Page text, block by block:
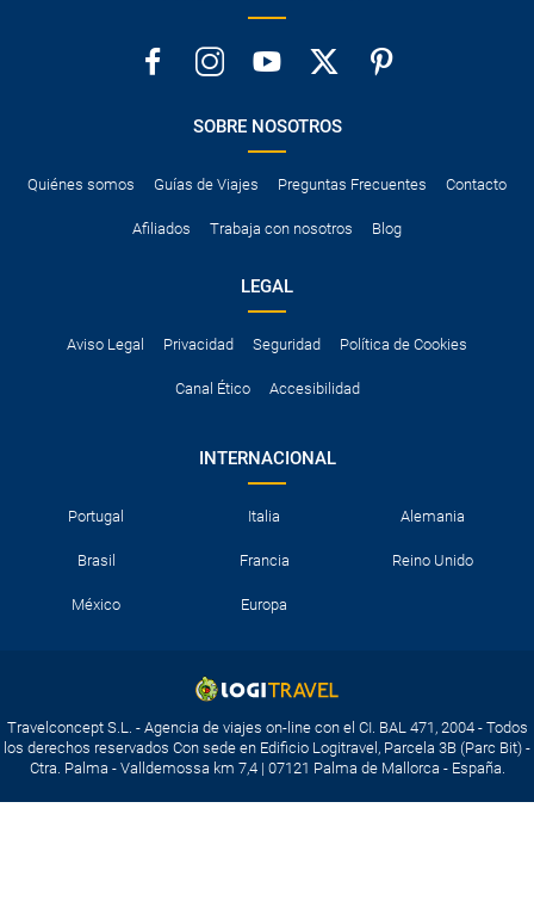
SOBRE NOSOTROS
Quiénes somos Guías de Viajes Preguntas Frecuentes Contacto
Afiliados Trabaja con nosotros Blog
LEGAL
Aviso Legal Privacidad Seguridad Política de Cookies
Canal Ético Accesibilidad
INTERNACIONAL
Portugal Italia Alemania
Brasil Francia Reino Unido
México Europa
Travelconcept S.L. - Agencia de viajes on-line con el CI. BAL 471, 2004 - Todos
los derechos reservados Con sede en Edificio Logitravel, Parcela 3B (Parc Bit) -
Ctra. Palma - Valldemossa km 7,4 | 07121 Palma de Mallorca - España.